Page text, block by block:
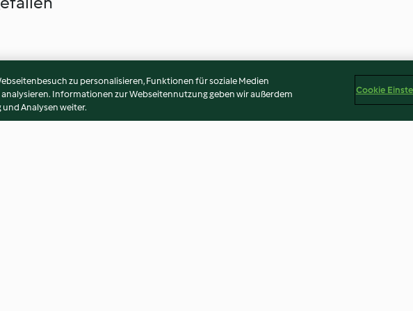
zu personalisieren, Funktionen für soziale Medien
Informationen zur Webseitennutzung geben wir außerdem
Analysen weiter.
Cookie